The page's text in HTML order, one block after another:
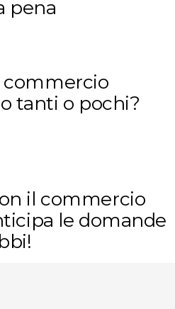
pena
commercio
tanti o pochi?
il commercio
le domande